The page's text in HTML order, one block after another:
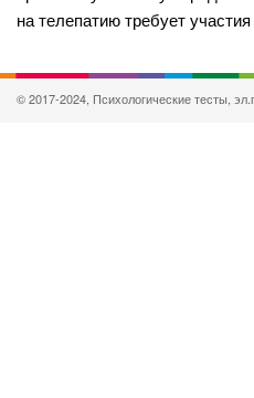
на телепатию требует
© 2017-2024, Психологические тесты,